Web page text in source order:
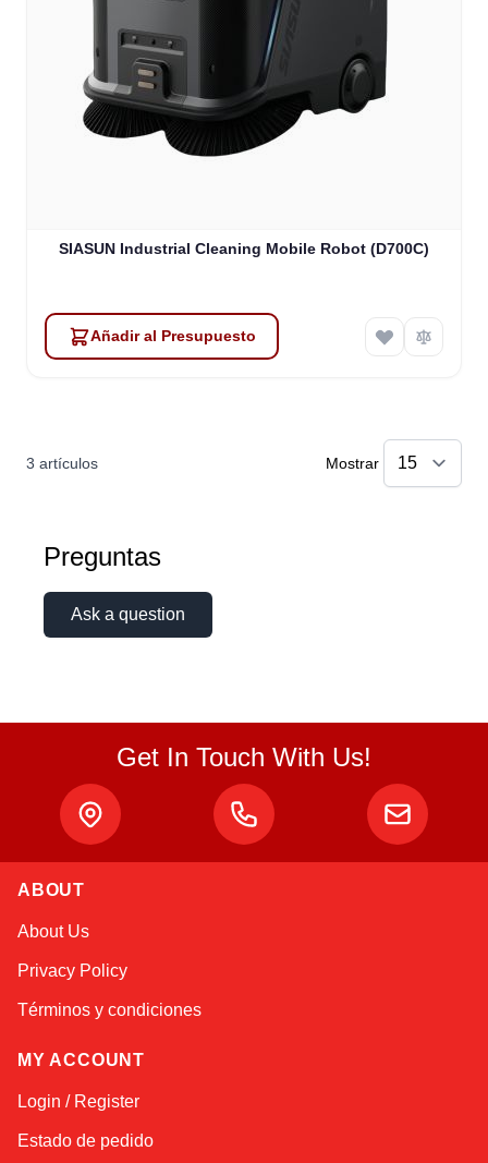
SIASUN Industrial Cleaning Mobile Robot (D700C)
Añadir al Presupuesto
3 artículos Mostrar
Preguntas
Ask a question
Get In Touch With Us!
ABOUT
About Us
Privacy Policy
Términos y condiciones
MY ACCOUNT
Login / Register
Estado de pedido